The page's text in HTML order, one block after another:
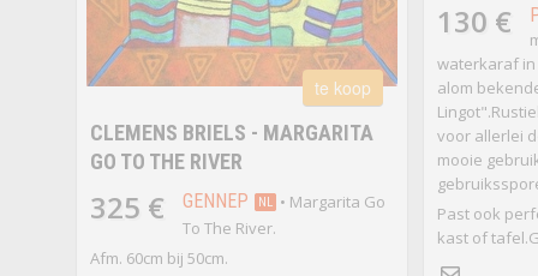
130 €
waterkaraf
alom
voor allerlei
mooie
Past ook
kast of
te koop
CLEMENS BRIELS - MARGARITA
GO TO THE RIVER
325 € GENNEP NL • Margarita Go
To The River.
Afm. 60cm bij 50cm.